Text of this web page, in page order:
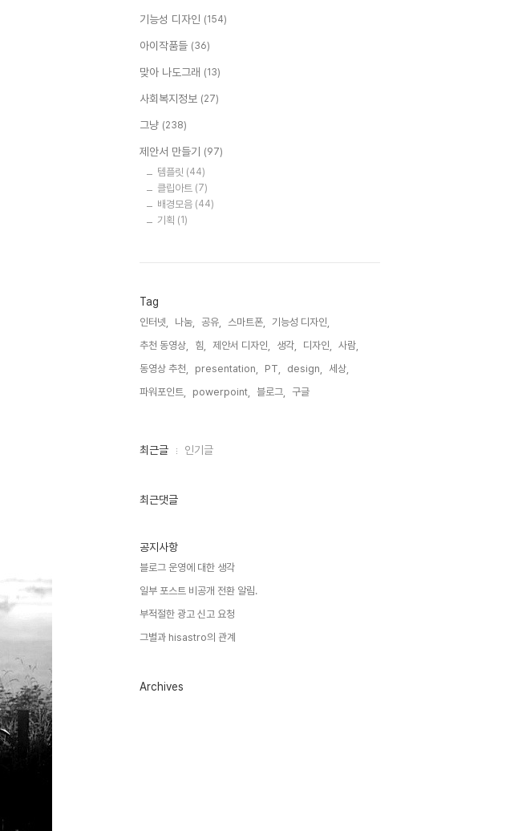
기능성 디자인 (154)
아이작품들 (36)
맞아 나도그래 (13)
사회복지정보 (27)
그냥 (238)
제안서 만들기 (97)
템플릿 (44)
클립아트 (7)
배경모음 (44)
기획 (1)
Tag
인터넷, 나눔, 공유, 스마트폰,
기능성 디자인,
추천 동영상,
힘, 제안서 디자인, 생각, 디자인,
사람,
동영상 추천,
presentation, PT, design,
세상,
파워포인트,
powerpoint, 블로그, 구글,
최
인
최근글 인기글
최근댓글
공지사항
블로그 운영에 대한 생각
일부 포스트 비공개 전환 알림.
부적절한 광고 신고 요청
그별과 hisastro의 관계
Archives